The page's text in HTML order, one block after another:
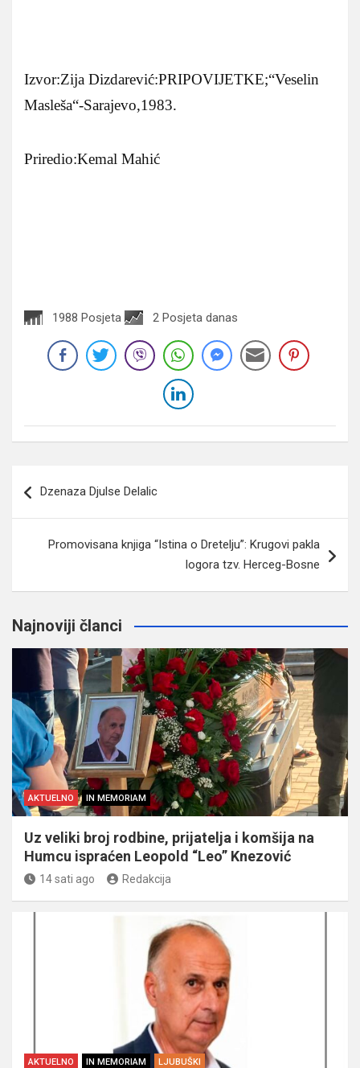
Izvor:Zija Dizdarević:PRIPOVIJETKE;“Veselin
Masleša“-Sarajevo,1983.
Priredio:Kemal Mahić
1988 Posjeta 2 Posjeta danas
članaka
Dzenaza Djulse Delalic
Promovisana knjiga “Istina o Dretelju”: Krugovi pakla
logora tzv. Herceg-Bosne
Najnoviji članci
AKTUELNO IN MEMORIAM
Uz veliki broj rodbine, prijatelja i komšija na
Humcu ispraćen Leopold “Leo” Knezović
14 sati ago Redakcija
AKTUELNO IN MEMORIAM LJUBUŠKI